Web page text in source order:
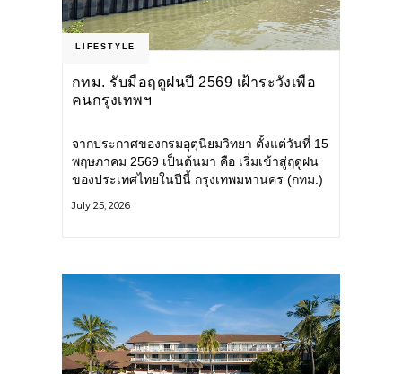
LIFESTYLE
กทม. รับมือฤดูฝนปี 2569 เฝ้าระวังเพื่อ
คนกรุงเทพฯ
จากประกาศของกรมอุตุนิยมวิทยา ตั้งแต่วันที่ 15
พฤษภาคม 2569 เป็นต้นมา คือ เริ่มเข้าสู่ฤดูฝน
ของประเทศไทยในปีนี้ กรุงเทพมหานคร (กทม.)
โครงสร้างพื้นฐาน
July 25, 2026